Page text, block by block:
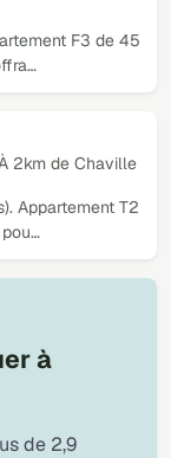
F3 de 45
2km de Chaville
Appartement T2
à
de 2,9